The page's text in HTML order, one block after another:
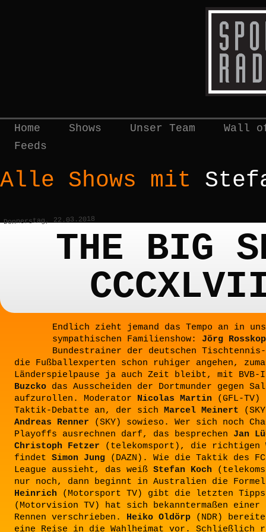
Home Shows Unser Team
Wall
Feeds
Alle Shows mit
Donnerstag, 22.03.2018
THE BIG
Endlich zieht jemand das Tempo an in
sympathischen Familienshow: Jörg
Bundestrainer der deutschen
die Fußballexperten schon ruhiger angehen,
Länderspielpause ja auch Zeit bleibt, mit
Buzcko das Ausscheiden der Dortmunder gegen
aufzurollen. Moderator Nicolas Martin (GFL-
Taktik-Debatte an, der sich Marcel Meinert
Andreas Renner (SKY) sowieso. Wer sich noch
Playoffs ausrechnen darf, das besprechen Jan
Christoph Fetzer (telekomsport), die richtigen
findet Simon Jung (DAZN). Wie die Taktik des
League aussieht, das weiß Stefan Koch
nur noch, dann beginnt in Australien die
Heinrich (Motorsport TV) gibt die letzten
(Motorvision TV) hat sich bekanntermaßen einer
Rennen verschrieben. Heiko Oldörp (NDR)
eine Reise in die Wahlheimat vor.